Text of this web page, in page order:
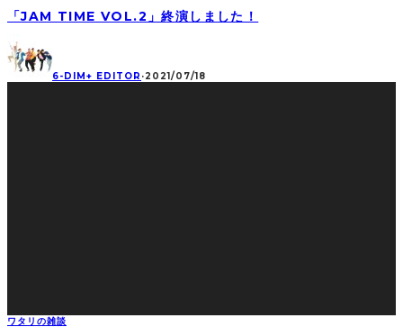
「JAM TIME VOL.2」終演しました！
6-DIM+ EDITOR ·2021/07/18
ワタリの雑談